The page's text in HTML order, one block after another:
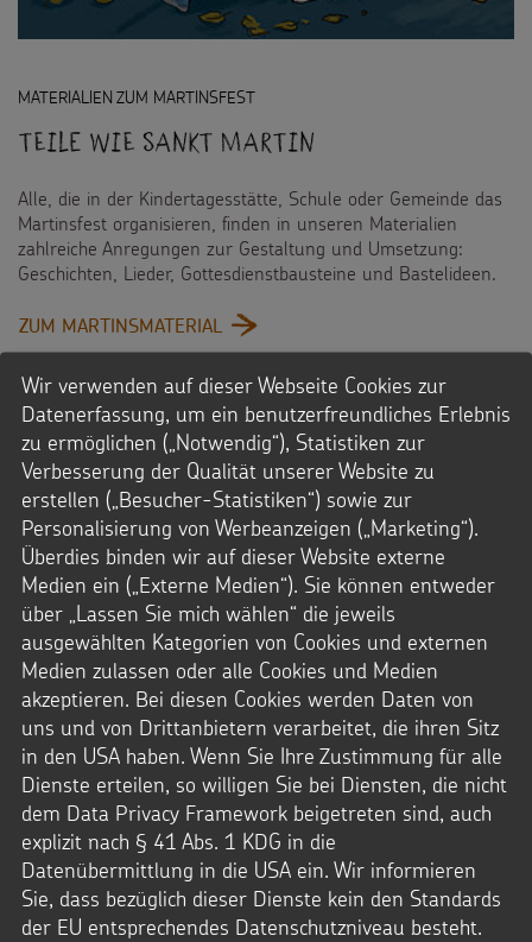
MATERIALIEN ZUM MARTINSFEST
Teile wie Sankt Martin
Alle, die in der Kindertagesstätte, Schule oder Gemeinde das
Martinsfest organisieren, finden in unseren Materialien
zahlreiche Anregungen zur Gestaltung und Umsetzung:
Geschichten, Lieder, Gottesdienstbausteine und Bastelideen.
ZUM MARTINSMATERIAL
TEILE
MARTIN
Wir verwenden auf dieser Webseite Cookies zur
Datenerfassung, um ein benutzerfreundliches Erlebnis
zu ermöglichen („Notwendig“), Statistiken zur
Verbesserung der Qualität unserer Website zu
erstellen („Besucher-Statistiken“) sowie zur
Personalisierung von Werbeanzeigen („Marketing“).
Überdies binden wir auf dieser Website externe
Medien ein („Externe Medien“). Sie können entweder
über „Lassen Sie mich wählen“ die jeweils
ausgewählten Kategorien von Cookies und externen
Medien zulassen oder alle Cookies und Medien
akzeptieren. Bei diesen Cookies werden Daten von
uns und von Drittanbietern verarbeitet, die ihren Sitz
in den USA haben. Wenn Sie Ihre Zustimmung für alle
Dienste erteilen, so willigen Sie bei Diensten, die nicht
dem Data Privacy Framework beigetreten sind, auch
explizit nach § 41 Abs. 1 KDG in die
Datenübermittlung in die USA ein. Wir informieren
Sie, dass bezüglich dieser Dienste kein den Standards
der EU entsprechendes Datenschutzniveau besteht.